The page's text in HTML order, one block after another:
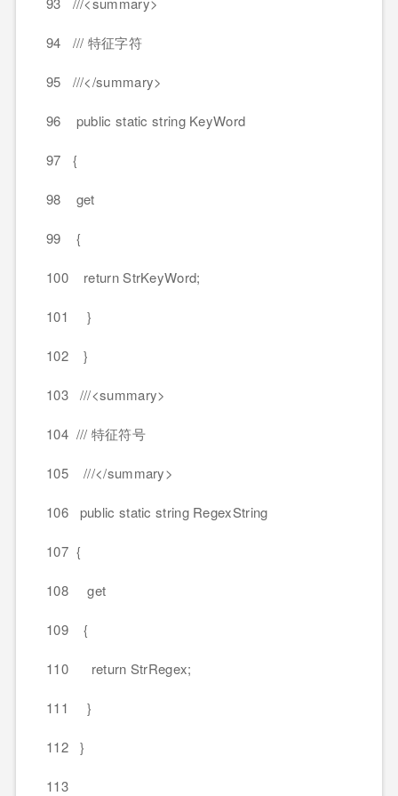
94 /// 特征字符
95 ///</summary>
96 public static string KeyWord
97 {
98 get
99 {
100 return StrKeyWord;
101 }
102 }
103 ///<summary>
104 /// 特征符号
105 ///</summary>
106 public static string RegexString
107 {
108 get
109 {
110 return StrRegex;
111 }
112 }
113